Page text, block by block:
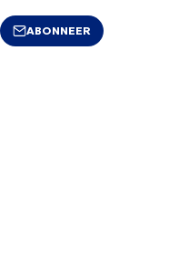
ABONNEER